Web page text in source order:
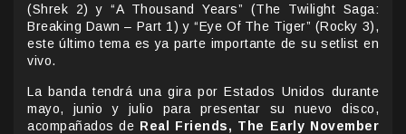
(Shrek 2) y “A Thousand Years” (The Twilight Saga:
Breaking Dawn – Part 1) y “Eye Of The Tiger” (Rocky 3),
este último tema es ya parte importante de su setlist en
vivo.
La banda tendrá una gira por Estados Unidos durante
mayo, junio y julio para presentar su nuevo disco,
acompañados de Real Friends, The Early November